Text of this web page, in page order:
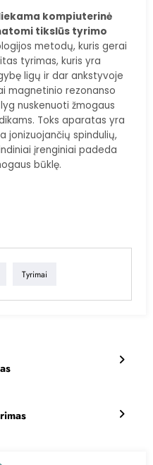
kompiuterinė
tikslūs tyrimo
metodų, kuris gerai
tyrimas, kuris yra
ligų ir dar ankstyvoje
magnetinio rezonanso
nuskenuoti žmogaus
Toks aparatas yra
jonizuojančių spindulių,
įrenginiai padeda
būklę.
Tyrimai